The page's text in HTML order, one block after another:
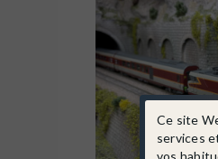
Ce site
services
vos